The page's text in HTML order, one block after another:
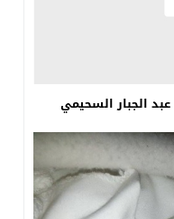
الجبار السحيمي